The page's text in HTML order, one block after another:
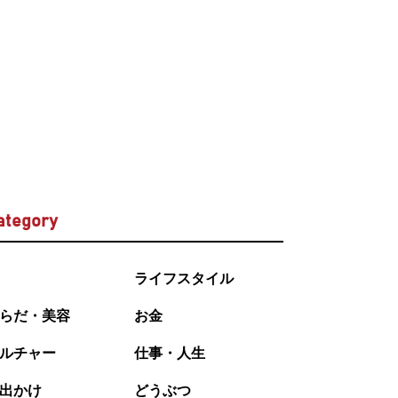
ライフスタイル
だ・美容 お金
チャー 仕事・人生
かけ どうぶつ